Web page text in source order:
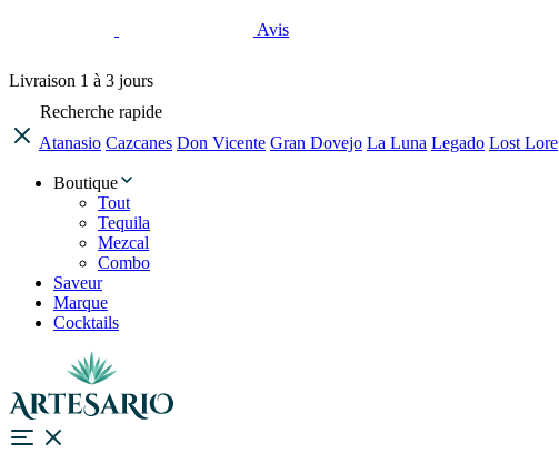
Avis
Livraison 1 à 3 jours
Recherche rapide
Atanasio Cazcanes Don Vicente Gran Dovejo La Luna Legado Lost Lore
Boutique
Tout
Tequila
Mezcal
Combo
Saveur
Marque
Cocktails